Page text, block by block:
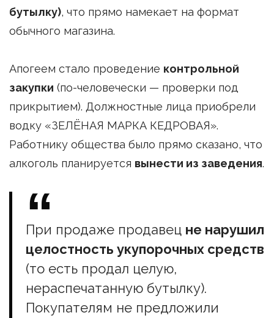
бутылку), что прямо намекает на формат
обычного магазина.
Апогеем стало проведение контрольной
закупки (по-человечески — проверки под
прикрытием). Должностные лица приобрели
водку «ЗЕЛЁНАЯ МАРКА КЕДРОВАЯ».
Работнику общества было прямо сказано, что
алкоголь планируется вынести из заведения.
При продаже продавец не нарушил
целостность укупорочных средств
(то есть продал целую,
нераспечатанную бутылку).
Покупателям не предложили